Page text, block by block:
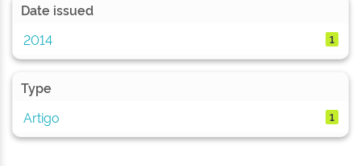
Date issued
2014
1
Type
Artigo
1